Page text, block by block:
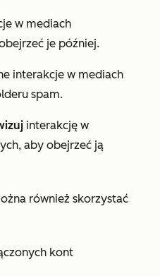
w mediach
je później.
interakcje w mediach
spam.
interakcję w
aby obejrzeć ją
również skorzystać
kont